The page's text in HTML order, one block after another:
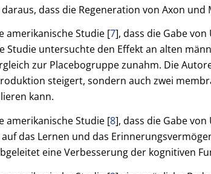
dass die Regeneration von Axon
amerikanische Studie [7], dass die Gabe
Studie untersuchte den Effekt an alten
zur Placebogruppe zunahm. Die
steigert, sondern auch zwei
kann.
amerikanische Studie [8], dass die Gabe
das Lernen und das
eine Verbesserung der kognitiven